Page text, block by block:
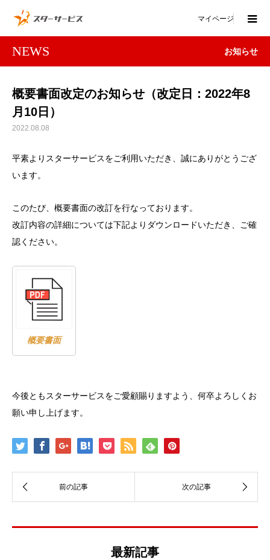
マイページ
NEWS お知らせ
概要書面改定のお知らせ（改定日：2022年8
月10日）
2022.08.08
平素よりスターサービスをご利用いただき、誠にありがとうござ
います。
このたび、概要書面の改訂を行なっております。
改訂内容の詳細については下記よりダウンロードいただき、ご確
認ください。
概要書面
今後ともスターサービスをご愛顧賜りますよう、何卒よろしくお
願い申し上げます。
最新記事